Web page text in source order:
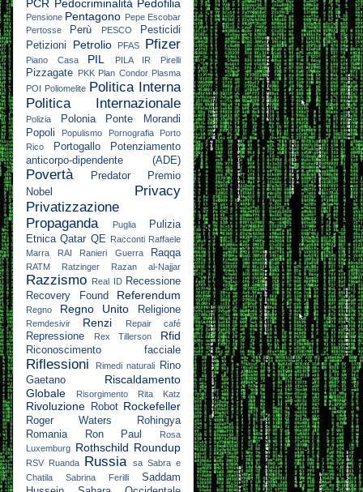
PCR Pedocriminalità Pedofilia
Pensione Pentagono Pepe Escobar
Pertosse
Perù PESCO
Pesticidi
Petizioni
Petrolio PFAS Pfizer
Piano Casa PIL PILA IR Pirelli
Pizzagate PKK Plan Condor Plasma
POI Poliomelite Politica Interna
Politica Internazionale
Polizia Polonia
Ponte Morandi
Popoli
Populismo Pornografia
Porto
Rico
Portogallo
Potenziamento
anticorpo-dipendente (ADE)
Povertà Predator
Premio
Nobel
Privacy
Privatizzazione
Propaganda
Puglia
Pulizia
Etnica Qatar QE Racconti Raffaele
Marra
RAI Ranieri Guerra Raqqa
RATM Ratzinger Razan al-Najjar
Razzismo Real ID Recessione
Recovery Found
Referendum
Regno Regno Unito Religione
Remdesivir Renzi Repair café
Repressione Rex Tillerson Rfid
Riconoscimento facciale
Riflessioni Rimedi naturali
Rino
Gaetano
Riscaldamento
Globale
Risorgimento Rita Katz
Rivoluzione Robot Rockefeller
Roger Waters
Rohingya
Romania
Ron Paul
Rosa
Luxemburg Rothschild Roundup
RSV Ruanda Russia sa Sabra e
Chatila
Sabrina Ferilli
Saddam